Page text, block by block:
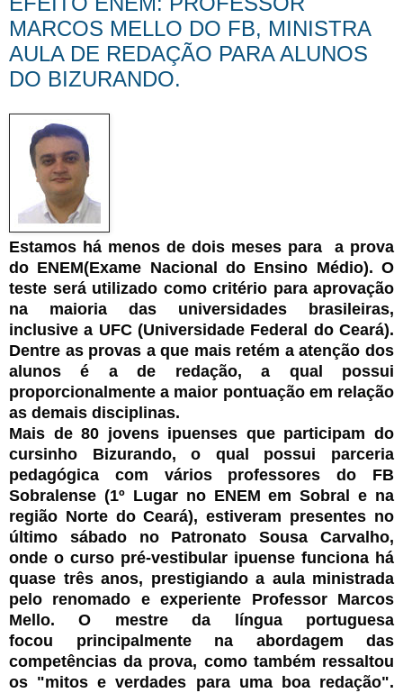
MARCOS MELLO DO FB, MINISTRA
AULA DE REDAÇÃO PARA ALUNOS
DO BIZURANDO.
Estamos há menos de dois meses para a prova
do ENEM(Exame Nacional do Ensino Médio). O
teste será utilizado como critério para aprovação
na maioria das universidades brasileiras,
inclusive a UFC (Universidade Federal do Ceará).
Dentre as provas a que mais retém a atenção dos
alunos é a de redação, a qual possui
proporcionalmente a maior pontuação em relação
as demais disciplinas.
Mais de 80 jovens ipuenses que participam do
cursinho Bizurando, o qual possui parceria
pedagógica com vários professores do FB
Sobralense (1º Lugar no ENEM em Sobral e na
região Norte do Ceará), estiveram presentes no
último sábado no Patronato Sousa Carvalho,
onde o curso pré-vestibular ipuense funciona há
quase três anos, prestigiando a aula ministrada
pelo renomado e experiente Professor Marcos
Mello. O mestre da língua portuguesa
focou principalmente na abordagem das
competências da prova, como também ressaltou
os "mitos e verdades para uma boa redação".